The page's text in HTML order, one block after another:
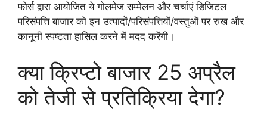
फोर्स द्वारा आयोजित ये गोलमेज सम्मेलन और चर्चाएं डिजिटल
परिसंपत्ति बाजार को इन उत्पादों/परिसंपत्तियों/वस्तुओं पर रुख और
कानूनी स्पष्टता हासिल करने में मदद करेंगी।
क्या क्रिप्टो बाजार 25 अप्रैल
को तेजी से प्रतिक्रिया देगा?